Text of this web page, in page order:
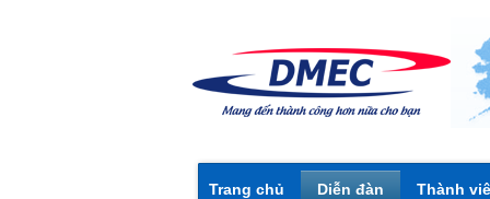
Trang chủ Diễn đàn Thành